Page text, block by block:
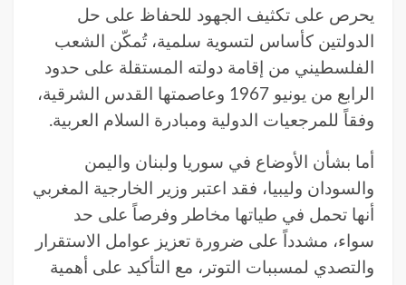
يحرص على تكثيف الجهود للحفاظ على حل
الدولتين كأساس لتسوية سلمية، تُمكّن الشعب
الفلسطيني من إقامة دولته المستقلة على حدود
الرابع من يونيو 1967 وعاصمتها القدس الشرقية،
وفقاً للمرجعيات الدولية ومبادرة السلام العربية.
أما بشأن الأوضاع في سوريا ولبنان واليمن
والسودان وليبيا، فقد اعتبر وزير الخارجية المغربي
أنها تحمل في طياتها مخاطر وفرصاً على حد
سواء، مشدداً على ضرورة تعزيز عوامل الاستقرار
والتصدي لمسببات التوتر، مع التأكيد على أهمية